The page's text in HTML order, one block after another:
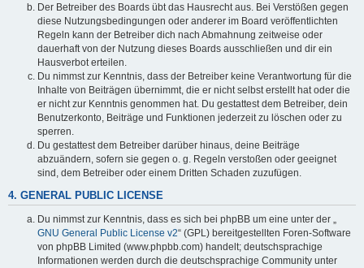
Der Betreiber des Boards übt das Hausrecht aus. Bei Verstößen gegen
diese Nutzungsbedingungen oder anderer im Board veröffentlichten
Regeln kann der Betreiber dich nach Abmahnung zeitweise oder
dauerhaft von der Nutzung dieses Boards ausschließen und dir ein
Hausverbot erteilen.
Du nimmst zur Kenntnis, dass der Betreiber keine Verantwortung für die
Inhalte von Beiträgen übernimmt, die er nicht selbst erstellt hat oder die
er nicht zur Kenntnis genommen hat. Du gestattest dem Betreiber, dein
Benutzerkonto, Beiträge und Funktionen jederzeit zu löschen oder zu
sperren.
Du gestattest dem Betreiber darüber hinaus, deine Beiträge
abzuändern, sofern sie gegen o. g. Regeln verstoßen oder geeignet
sind, dem Betreiber oder einem Dritten Schaden zuzufügen.
4. GENERAL PUBLIC LICENSE
Du nimmst zur Kenntnis, dass es sich bei phpBB um eine unter der „
GNU General Public License v2“ (GPL) bereitgestellten Foren-Software
von phpBB Limited (www.phpbb.com) handelt; deutschsprachige
Informationen werden durch die deutschsprachige Community unter